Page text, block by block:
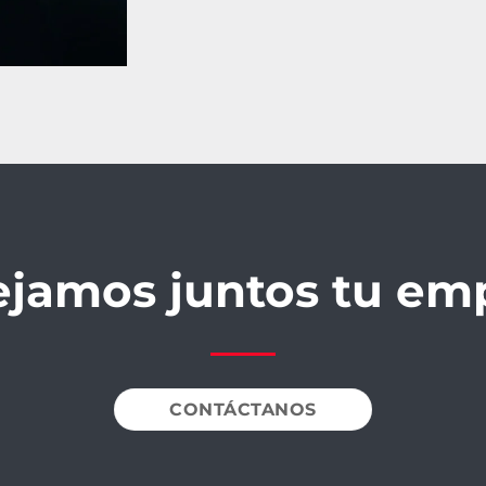
juntos tu
CONTÁCTANOS